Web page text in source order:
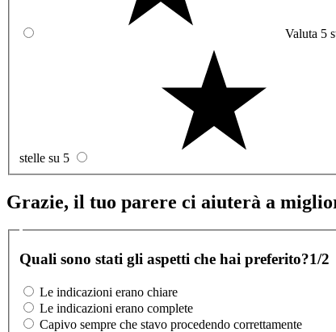
Valuta 5
stelle su 5
Grazie, il tuo parere ci aiuterà a
Quali sono stati gli aspetti che hai preferito?1/2
Le indicazioni erano chiare
Le indicazioni erano complete
Capivo sempre che stavo procedendo correttamente